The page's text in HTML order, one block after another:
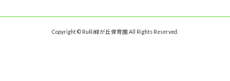
Copyright © RuRi緑が丘保育園 All Rights Reserved.